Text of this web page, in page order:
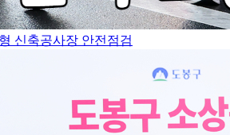
신축공사장 안전점검